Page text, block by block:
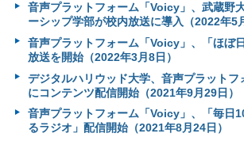
音声プラットフォーム「Voicy」、武蔵野
ーシップ学部が校内放送に導入（2022年5
音声プラットフォーム「Voicy」、「ほぼ
放送を開始（2022年3月8日）
デジタルハリウッド大学、音声プラットフ
にコンテンツ配信開始（2021年9月29日）
音声プラットフォーム「Voicy」、「毎日
るラジオ」配信開始（2021年8月24日）